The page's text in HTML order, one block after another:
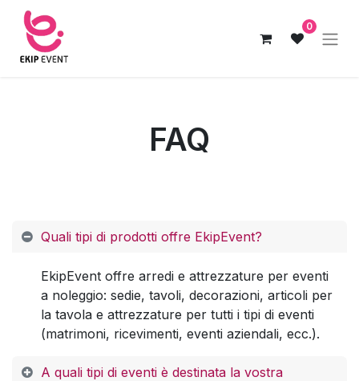
0
FAQ
Quali tipi di prodotti offre EkipEvent?
EkipEvent offre arredi e attrezzature per eventi
a noleggio: sedie, tavoli, decorazioni, articoli per
la tavola e attrezzature per tutti i tipi di eventi
(matrimoni, ricevimenti, eventi aziendali, ecc.).
A quali tipi di eventi è destinata la vostra